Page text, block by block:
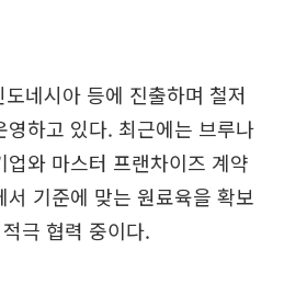
네시아 등에 진출하며 철저
하고 있다. 최근에는 브루나
와 마스터 프랜차이즈 계약
기준에 맞는 원료육을 확보
극 협력 중이다.